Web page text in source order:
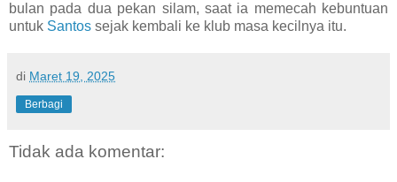
bulan pada dua pekan silam, saat ia memecah kebuntuan
untuk Santos sejak kembali ke klub masa kecilnya itu.
di Maret 19, 2025
Berbagi
Tidak ada komentar: